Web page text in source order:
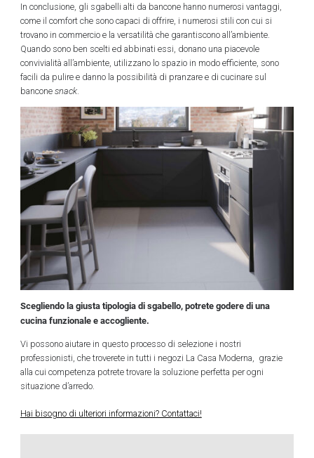
In conclusione, gli sgabelli alti da bancone hanno numerosi vantaggi,
come il comfort che sono capaci di offrire, i numerosi stili con cui si
trovano in commercio e la versatilità che garantiscono all’ambiente.
Quando sono ben scelti ed abbinati essi, donano una piacevole
convivialità all’ambiente, utilizzano lo spazio in modo efficiente, sono
facili da pulire e danno la possibilità di pranzare e di cucinare sul
bancone snack.
Scegliendo la giusta tipologia di sgabello, potrete godere di una
cucina funzionale e accogliente.
Vi possono aiutare in questo processo di selezione i nostri
professionisti, che troverete in tutti i negozi La Casa Moderna, grazie
alla cui competenza potrete trovare la soluzione perfetta per ogni
situazione d’arredo.
Hai bisogno di ulteriori informazioni? Contattaci!